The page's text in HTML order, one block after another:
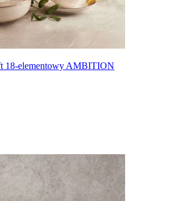
18-elementowy AMBITION